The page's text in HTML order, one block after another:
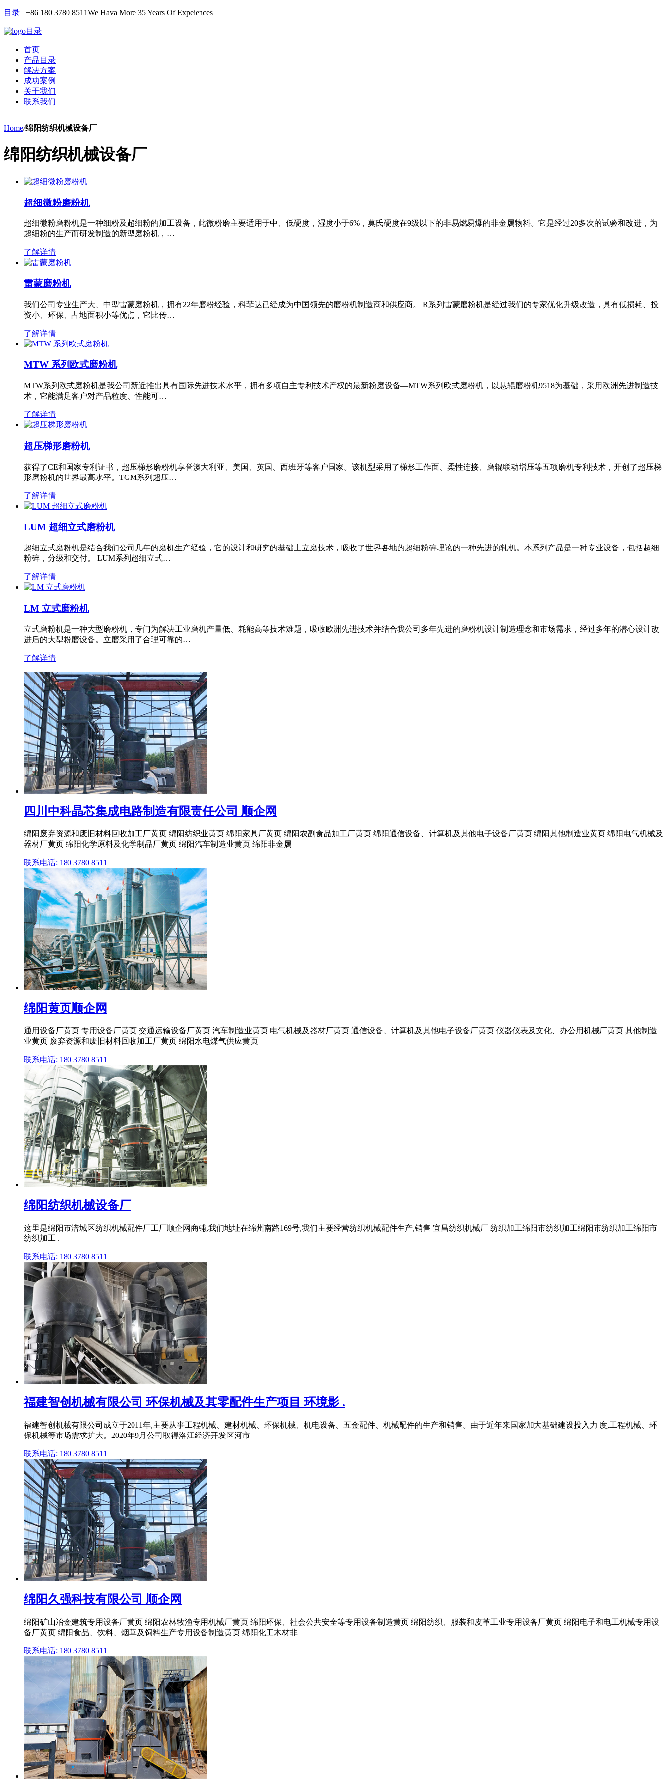
目录 +86 180 3780 8511We Hava More 35 Years Of Expeiences
目录
首页
产品目录
解决方案
成功案例
关于我们
联系我们
Home/绵阳纺织机械设备厂
绵阳纺织机械设备厂
超细微粉磨粉机
超细微粉磨粉机是一种细粉及超细粉的加工设备，此微粉磨主要适用于中、低硬度，湿度小于6%，莫氏硬度在9级以下的非易燃易爆的非金属物料。它是经过20多次的试验和改进，为
超细粉的生产而研发制造的新型磨粉机，…
了解详情
雷蒙磨粉机
我们公司专业生产大、中型雷蒙磨粉机，拥有22年磨粉经验，科菲达已经成为中国领先的磨粉机制造商和供应商。 R系列雷蒙磨粉机是经过我们的专家优化升级改造，具有低损耗、投
资小、环保、占地面积小等优点，它比传…
了解详情
MTW 系列欧式磨粉机
MTW系列欧式磨粉机是我公司新近推出具有国际先进技术水平，拥有多项自主专利技术产权的最新粉磨设备—MTW系列欧式磨粉机，以悬辊磨粉机9518为基础，采用欧洲先进制造技
术，它能满足客户对产品粒度、性能可…
了解详情
超压梯形磨粉机
获得了CE和国家专利证书，超压梯形磨粉机享誉澳大利亚、美国、英国、西班牙等客户国家。该机型采用了梯形工作面、柔性连接、磨辊联动增压等五项磨机专利技术，开创了超压梯
形磨粉机的世界最高水平。TGM系列超压…
了解详情
LUM 超细立式磨粉机
超细立式磨粉机是结合我们公司几年的磨机生产经验，它的设计和研究的基础上立磨技术，吸收了世界各地的超细粉碎理论的一种先进的轧机。本系列产品是一种专业设备，包括超细
粉碎，分级和交付。 LUM系列超细立式…
了解详情
LM 立式磨粉机
立式磨粉机是一种大型磨粉机，专门为解决工业磨机产量低、耗能高等技术难题，吸收欧洲先进技术并结合我公司多年先进的磨粉机设计制造理念和市场需求，经过多年的潜心设计改
进后的大型粉磨设备。立磨采用了合理可靠的…
了解详情
四川中科晶芯集成电路制造有限责任公司 顺企网
绵阳废弃资源和废旧材料回收加工厂黄页 绵阳纺织业黄页 绵阳家具厂黄页 绵阳农副食品加工厂黄页 绵阳通信设备、计算机及其他电子设备厂黄页 绵阳其他制造业黄页 绵阳电气机械及
器材厂黄页 绵阳化学原料及化学制品厂黄页 绵阳汽车制造业黄页 绵阳非金属
联系电话: 180 3780 8511
绵阳黄页顺企网
通用设备厂黄页 专用设备厂黄页 交通运输设备厂黄页 汽车制造业黄页 电气机械及器材厂黄页 通信设备、计算机及其他电子设备厂黄页 仪器仪表及文化、办公用机械厂黄页 其他制造
业黄页 废弃资源和废旧材料回收加工厂黄页 绵阳水电煤气供应黄页
联系电话: 180 3780 8511
绵阳纺织机械设备厂
这里是绵阳市涪城区纺织机械配件厂工厂顺企网商铺,我们地址在绵州南路169号,我们主要经营纺织机械配件生产,销售 宜昌纺织机械厂 纺织加工绵阳市纺织加工绵阳市纺织加工绵阳市
纺织加工 .
联系电话: 180 3780 8511
福建智创机械有限公司 环保机械及其零配件生产项目 环境影 .
福建智创机械有限公司成立于2011年,主要从事工程机械、建材机械、环保机械、机电设备、五金配件、机械配件的生产和销售。由于近年来国家加大基础建设投入力 度,工程机械、环
保机械等市场需求扩大。2020年9月公司取得洛江经济开发区河市
联系电话: 180 3780 8511
绵阳久强科技有限公司 顺企网
绵阳矿山冶金建筑专用设备厂黄页 绵阳农林牧渔专用机械厂黄页 绵阳环保、社会公共安全等专用设备制造黄页 绵阳纺织、服装和皮革工业专用设备厂黄页 绵阳电子和电工机械专用设
备厂黄页 绵阳食品、饮料、烟草及饲料生产专用设备制造黄页 绵阳化工木材非
联系电话: 180 3780 8511